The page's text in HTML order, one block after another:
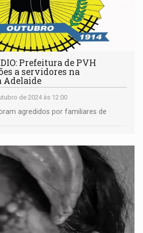
Prefeitura de PVH
a servidores na
Adelaide
de 2024 às 12:00
agredidos por familiares de